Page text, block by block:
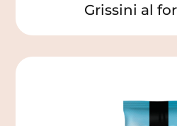
Grissini al